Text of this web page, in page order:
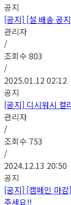
공지
[공지] [설 배송 공
관리자
/
조회수 803
/
2025.01.12 02:12
공지
[공지] 디시워시 컬
관리자
/
조회수 753
/
2024.12.13 20:50
공지
[공지] [캠페인 마
주세요!!